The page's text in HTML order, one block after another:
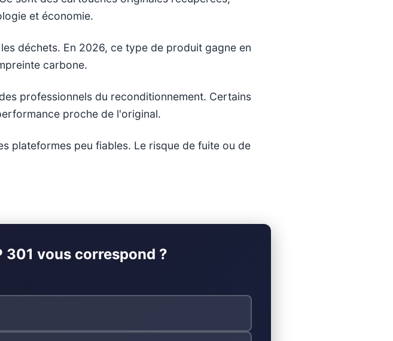
et économie.
déchets. En 2026, ce type de produit gagne en
carbone.
professionnels du reconditionnement. Certains
proche de l'original.
plateformes peu fiables. Le risque de fuite ou de
301 vous correspond ?